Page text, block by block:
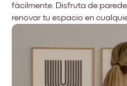
fácilmente. Disfruta de
renovar tu espacio en